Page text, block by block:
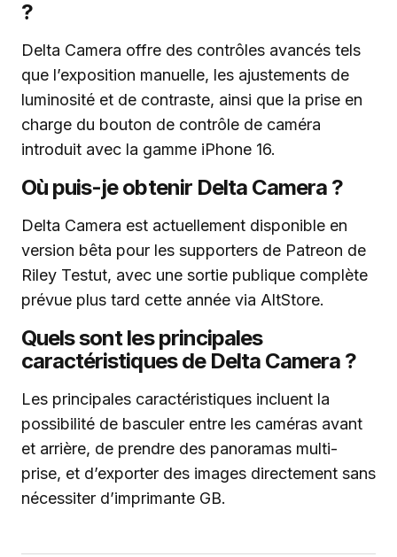
?
Delta Camera offre des contrôles avancés tels
que l’exposition manuelle, les ajustements de
luminosité et de contraste, ainsi que la prise en
charge du bouton de contrôle de caméra
introduit avec la gamme iPhone 16.
Où puis-je obtenir Delta Camera ?
Delta Camera est actuellement disponible en
version bêta pour les supporters de Patreon de
Riley Testut, avec une sortie publique complète
prévue plus tard cette année via AltStore.
Quels sont les principales
caractéristiques de Delta Camera ?
Les principales caractéristiques incluent la
possibilité de basculer entre les caméras avant
et arrière, de prendre des panoramas multi-
prise, et d’exporter des images directement sans
nécessiter d’imprimante GB.